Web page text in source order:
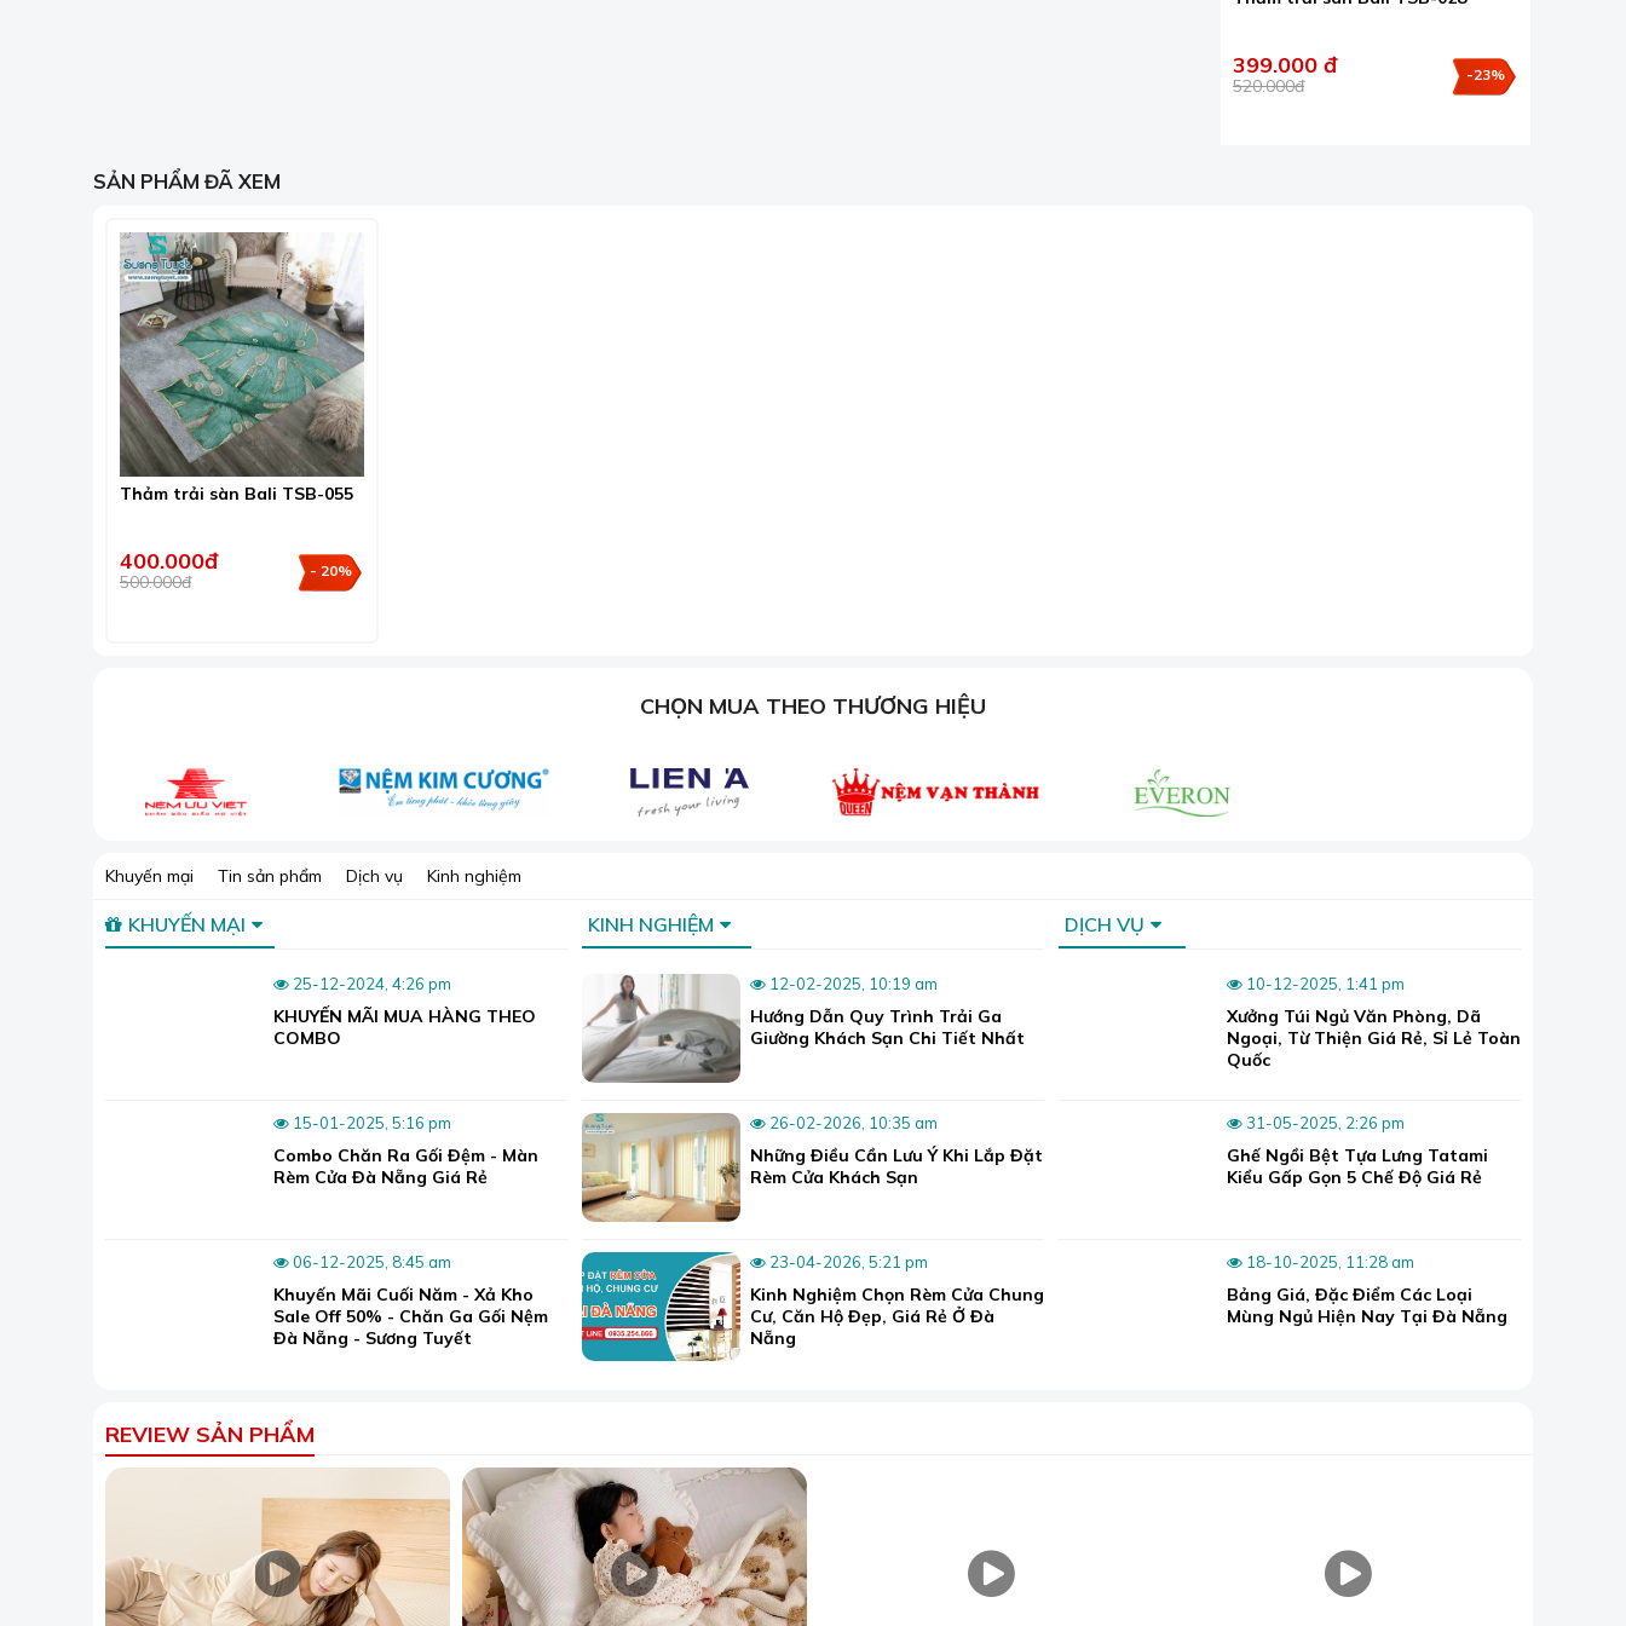
Thảm Bali được yêu thích nhờ mẫu mã đa dạng, đủ phong cách.
Chất liệu tốt:
Mặt dướithảm Bali
được làm từ sợi polyester cao cấp, có khả năng chống thấm nước, chống dầu mỡ và chất lỏng khác
Thảm có độ bền và tuổi thọ cao:
Độ bền của thảm Bali cao hơn nhiều so với thảm lông hay thảm xốp, thảm ghép nên hoàn toàn yên tâm sử dụng chỉ với
Thảm tạo cho người dùng cảm giác ấm cúng, tao nhã cho không gian phòng khách và phòng ngủ.
Có nhiều mẫu mã đa dạng:
>> Xem toàn bộ mẫu tại đây:Thảm trải sàn Bali
Việc thảm được in nhiều họa tiết khác nhau đã tạo ra nhiều phong cách nội thất từ cổ điển đến hiện đại, giúp trang trí
không gian trở nên sang trọng hơn.
399.000 đ
520.000đ
-23%
SẢN PHẨM ĐÃ XEM
Thảm trải sàn Bali TSB-055
400.000đ
500.000đ
- 20%
CHỌN MUA THEO THƯƠNG HIỆU
Khuyến mại Tin sản phẩm Dịch vụ Kinh nghiệm
KHUYẾN MẠI
25-12-2024, 4:26 pm
KHUYẾN MÃI MUA HÀNG THEO
COMBO
15-01-2025, 5:16 pm
Combo Chăn Ra Gối Đệm - Màn
Rèm Cửa Đà Nẵng Giá Rẻ
06-12-2025, 8:45 am
Khuyến Mãi Cuối Năm - Xả Kho
Sale Off 50% - Chăn Ga Gối Nệm
Đà Nẵng - Sương Tuyết
KINH NGHIỆM
12-02-2025, 10:19 am
Hướng Dẫn Quy Trình Trải Ga
Giường Khách Sạn Chi Tiết Nhất
26-02-2026, 10:35 am
Những Điều Cần Lưu Ý Khi Lắp Đặt
Rèm Cửa Khách Sạn
23-04-2026, 5:21 pm
Kinh Nghiệm Chọn Rèm Cửa Chung
Cư, Căn Hộ Đẹp, Giá Rẻ Ở Đà
Nẵng
DỊCH VỤ
10-12-2025, 1:41 pm
Xưởng Túi Ngủ Văn Phòng, Dã
Ngoại, Từ Thiện Giá Rẻ, Sỉ Lẻ Toàn
Quốc
31-05-2025, 2:26 pm
Ghế Ngồi Bệt Tựa Lưng Tatami
Kiểu Gấp Gọn 5 Chế Độ Giá Rẻ
18-10-2025, 11:28 am
Bảng Giá, Đặc Điểm Các Loại
Mùng Ngủ Hiện Nay Tại Đà Nẵng
REVIEW SẢN PHẨM